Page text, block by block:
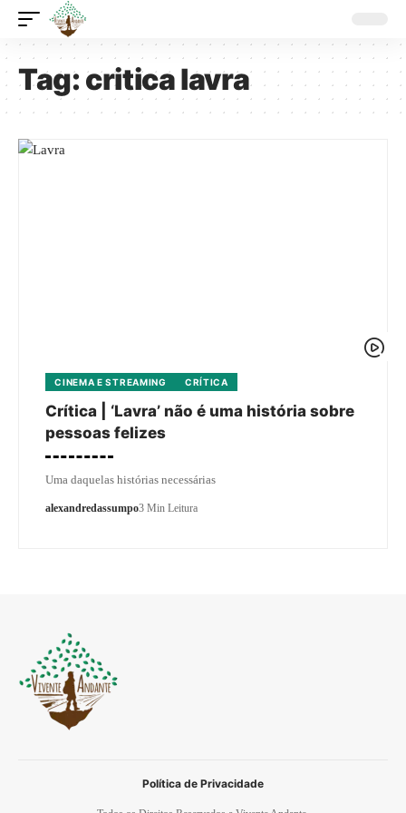
Tag:critica lavra
CINEMA E STREAMING CRÍTICA
Crítica | ‘Lavra’ não é uma história sobre
pessoas felizes
Uma daquelas histórias necessárias
alexandredassumpo3 Min Leitura
Política de Privacidade